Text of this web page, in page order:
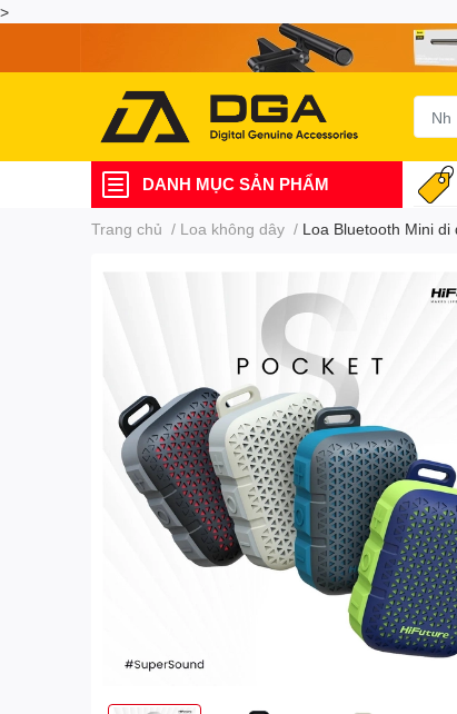
>
DANH MỤC SẢN PHẨM
Trang chủ / Loa không dây / Loa Bluetooth Mini di